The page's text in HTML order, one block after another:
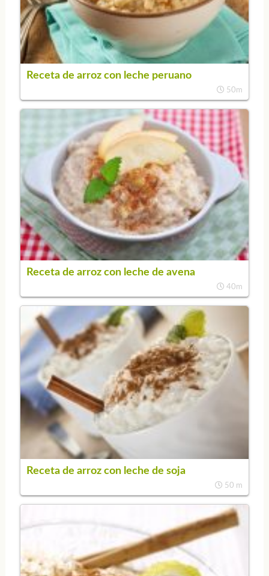
Receta de arroz con leche peruano
50m
Receta de arroz con leche de avena
40m
Receta de arroz con leche de soja
50 m